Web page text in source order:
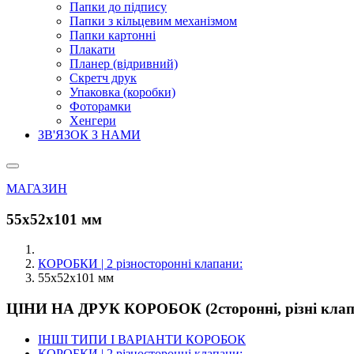
Папки до підпису
Папки з кільцевим механізмом
Папки картонні
Плакати
Планер (відривний)
Скретч друк
Упаковка (коробки)
Фоторамки
Хенгери
ЗВ'ЯЗОК З НАМИ
МАГАЗИН
55х52х101 мм
КОРОБКИ | 2 різносторонні клапани:
55х52х101 мм
ЦІНИ НА ДРУК КОРОБОК (2сторонні, різні
ІНШІ ТИПИ І ВАРІАНТИ КОРОБОК